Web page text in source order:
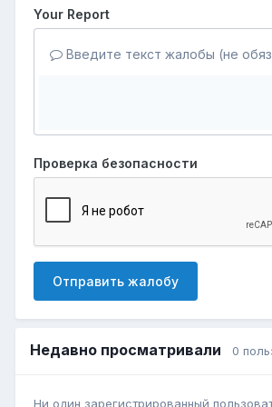
Your Report
Введите текст жалобы (не
Проверка безопасности
Отправить жалобу
Недавно просматривали 0
Ни один зарегистрированный